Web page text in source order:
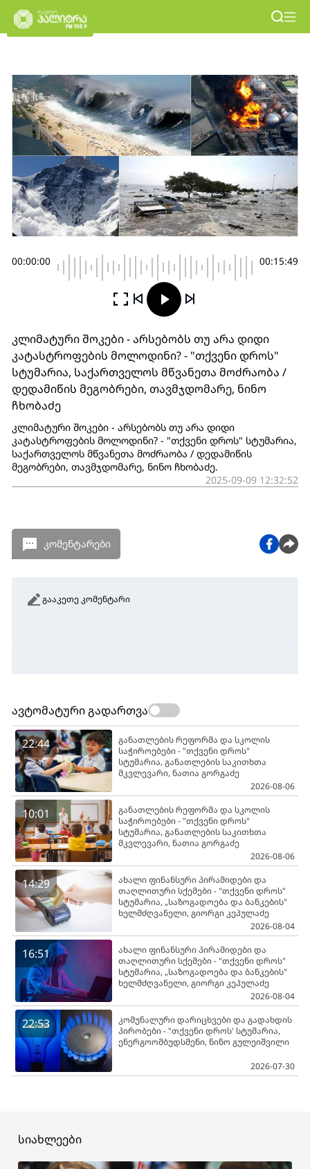
00:00:00 00:15:49
კლიმატური შოკები - არსებობს თუ არა დიდი
კატასტროფების მოლოდინი? - "თქვენი დროს"
სტუმარია, საქართველოს მწვანეთა მოძრაობა /
დედამიწის მეგობრები, თავმჯდომარე, ნინო
ჩხობაძე
კლიმატური შოკები - არსებობს თუ არა დიდი
კატასტროფების მოლოდინი? - "თქვენი დროს" სტუმარია,
საქართველოს მწვანეთა მოძრაობა / დედამიწის
მეგობრები, თავმჯდომარე, ნინო ჩხობაძე.
2025-09-09 12:32:52
კომენტარები
გააკეთე კომენტარი
ავტომატური გადართვა
22:44
განათლების რეფორმა და სკოლის
საჭიროებები - "თქვენი დროს"
სტუმარია, განათლების საკითხთა
მკვლევარი, ნათია გორგაძე
2026-08-06
10:01
განათლების რეფორმა და სკოლის
საჭიროებები - "თქვენი დროს"
სტუმარია, განათლების საკითხთა
მკვლევარი, ნათია გორგაძე
2026-08-06
14:29
ახალი ფინანსური პირამიდები და
თაღლითური სქემები - "თქვენი დროს"
სტუმარია, „საზოგადოება და ბანკების"
ხელმძღვანელი, გიორგი კეპულაძე
2026-08-04
16:51
ახალი ფინანსური პირამიდები და
თაღლითური სქემები - "თქვენი დროს"
სტუმარია, „საზოგადოება და ბანკების"
ხელმძღვანელი, გიორგი კეპულაძე
2026-08-04
22:53
კომუნალური დარიცხვები და გადახდის
პირობები - "თქვენი დროს' სტუმარია,
ენერგოომბუდსმენი, ნინო გულეიშვილი
2026-07-30
სიახლეები